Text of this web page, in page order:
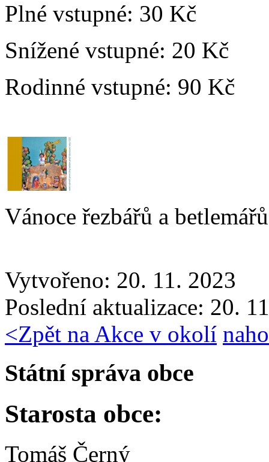
Plné vstupné: 30 Kč
Snížené vstupné: 20 Kč
Rodinné vstupné: 90 Kč
Vánoce řezbářů a betlemářů
Vytvořeno: 20. 11. 2023
Poslední aktualizace: 20.
<Zpět na Akce v okolí
Státní správa obce
Starosta obce:
Tomáš Černý